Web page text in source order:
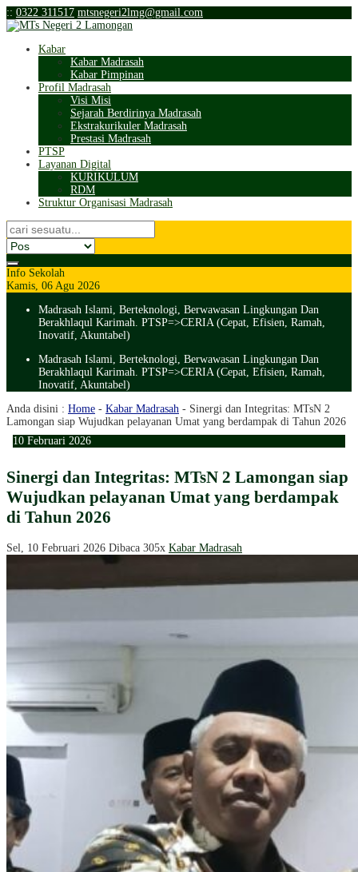
:: 0322 311517 mtsnegeri2lmg@gmail.com
Kabar
Kabar Madrasah
Kabar Pimpinan
Profil Madrasah
Visi Misi
Sejarah Berdirinya Madrasah
Ekstrakurikuler Madrasah
Prestasi Madrasah
PTSP
Layanan Digital
KURIKULUM
RDM
Struktur Organisasi Madrasah
Info Sekolah
Kamis, 06 Agu 2026
Madrasah Islami, Berteknologi, Berwawasan Lingkungan Dan
Berakhlaqul Karimah. PTSP=>CERIA (Cepat, Efisien, Ramah,
Inovatif, Akuntabel)
Madrasah Islami, Berteknologi, Berwawasan Lingkungan Dan
Berakhlaqul Karimah. PTSP=>CERIA (Cepat, Efisien, Ramah,
Inovatif, Akuntabel)
Anda disini : Home - Kabar Madrasah - Sinergi dan Integritas: MTsN 2
Lamongan siap Wujudkan pelayanan Umat yang berdampak di Tahun 2026
10 Februari 2026
Sinergi dan Integritas: MTsN 2 Lamongan siap
Wujudkan pelayanan Umat yang berdampak
di Tahun 2026
Sel, 10 Februari 2026 Dibaca 305x Kabar Madrasah